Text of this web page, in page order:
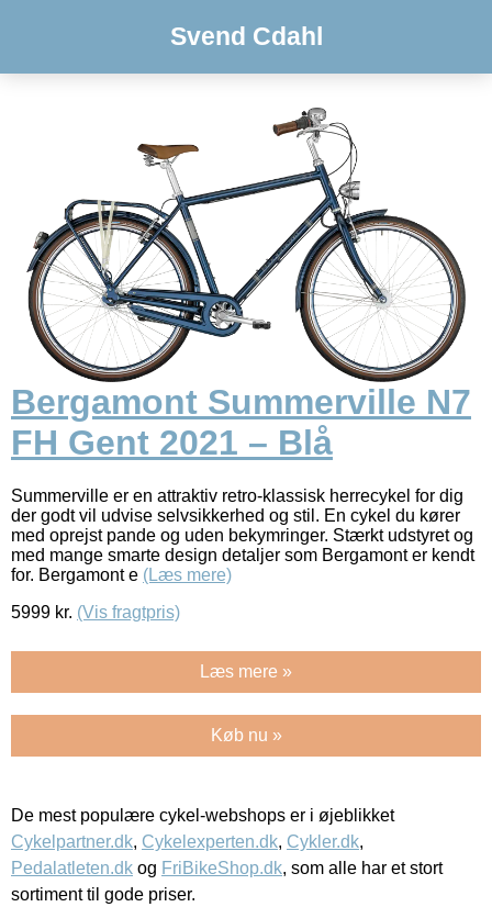
Svend Cdahl
Bergamont Summerville N7
FH Gent 2021 – Blå
Summerville er en attraktiv retro-klassisk herrecykel for dig
der godt vil udvise selvsikkerhed og stil. En cykel du kører
med oprejst pande og uden bekymringer. Stærkt udstyret og
med mange smarte design detaljer som Bergamont er kendt
for. Bergamont e (Læs mere)
5999 kr. (Vis fragtpris)
Læs mere »
Køb nu »
De mest populære cykel-webshops er i øjeblikket
Cykelpartner.dk, Cykelexperten.dk, Cykler.dk,
Pedalatleten.dk og FriBikeShop.dk, som alle har et stort
sortiment til gode priser.